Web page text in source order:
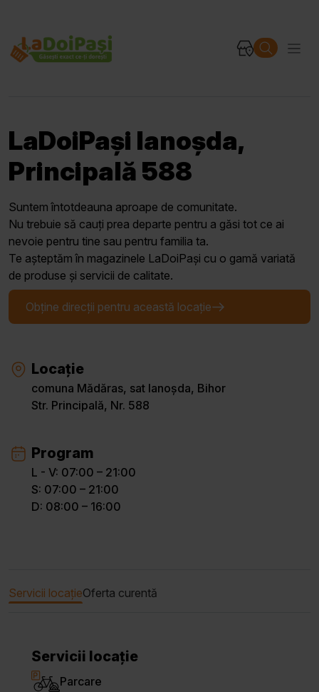
LaDoiPași Ianoșda,
Principală 588
Suntem întotdeauna aproape de comunitate.
Nu trebuie să cauți prea departe pentru a găsi tot ce ai
nevoie pentru tine sau pentru familia ta.
Te așteptăm în magazinele LaDoiPași cu o gamă variată
de produse și servicii de calitate.
Obține direcții pentru această locație
Locație
comuna Mădăras, sat Ianoșda, Bihor
Str. Principală, Nr. 588
Program
L - V: 07:00 – 21:00
S: 07:00 – 21:00
D: 08:00 – 16:00
Servicii locațieOferta curentă
Servicii locație
Parcare